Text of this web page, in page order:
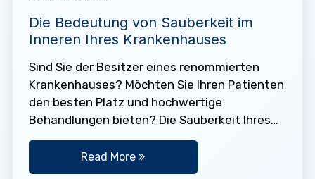
Die Bedeutung von Sauberkeit im
Inneren Ihres Krankenhauses
Sind Sie der Besitzer eines renommierten
Krankenhauses? Möchten Sie Ihren Patienten
den besten Platz und hochwertige
Behandlungen bieten? Die Sauberkeit Ihres
Krankenhauses ist von entscheidender
Bedeutung. Wenn die Räume nicht…
Read More